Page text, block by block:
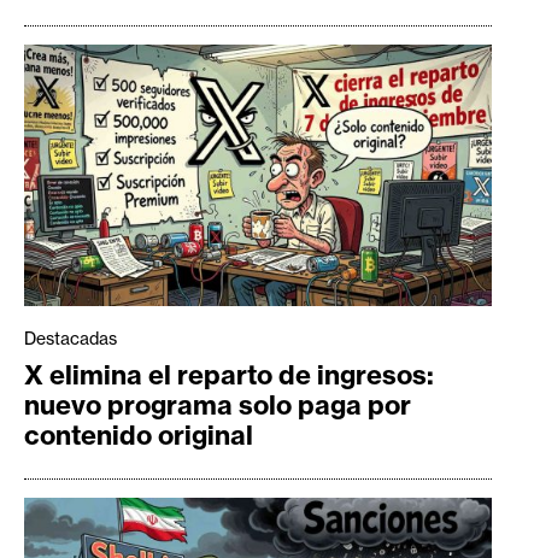
Destacadas
X elimina el reparto de ingresos:
nuevo programa solo paga por
contenido original